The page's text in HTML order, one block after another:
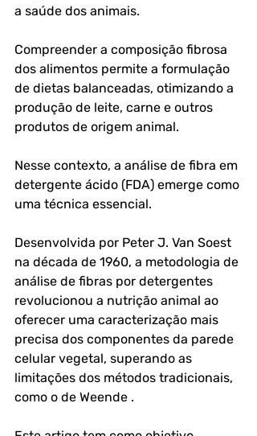
a saúde dos animais.
Compreender a composição fibrosa
dos alimentos permite a formulação
de dietas balanceadas, otimizando a
produção de leite, carne e outros
produtos de origem animal.
Nesse contexto, a análise de fibra em
detergente ácido (FDA) emerge como
uma técnica essencial.
Desenvolvida por Peter J. Van Soest
na década de 1960, a metodologia de
análise de fibras por detergentes
revolucionou a nutrição animal ao
oferecer uma caracterização mais
precisa dos componentes da parede
celular vegetal, superando as
limitações dos métodos tradicionais,
como o de Weende .